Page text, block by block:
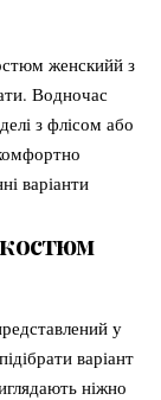
женскийй з
Водночас
з флісом або
варіанти
у
варіант
ніжно